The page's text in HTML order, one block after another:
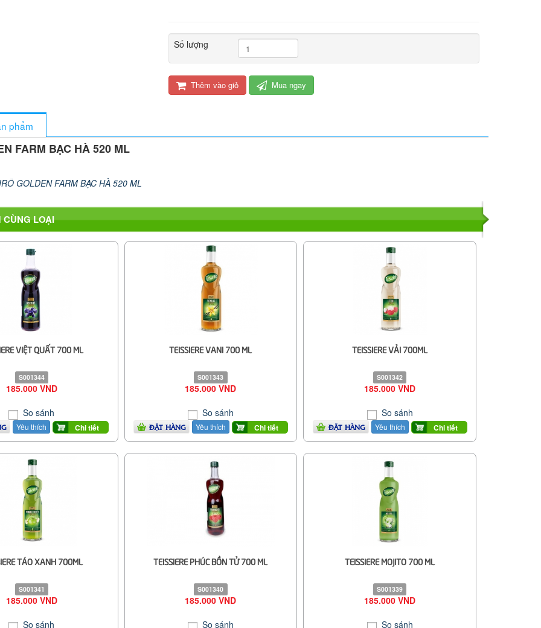
Số lượng
Thêm vào giỏ Mua ngay
phẩm
FARM BẠC HÀ 520 ML
GOLDEN FARM BẠC HÀ 520 ML
LOẠI
VIỆT QUẤT 700 ML
S001344
185.000 VND
So sánh
Yêu thích Chi tiết
TEISSIERE VANI 700 ML
S001343
185.000 VND
So sánh
ĐẶT HÀNG Yêu thích Chi tiết
TEISSIERE VẢI 700ML
S001342
185.000 VND
So sánh
ĐẶT HÀNG Yêu thích Chi tiết
TÁO XANH 700ML
S001341
185.000 VND
So sánh
TEISSIERE PHÚC BỒN TỬ 700 ML
S001340
185.000 VND
So sánh
TEISSIERE MOJITO 700 ML
S001339
185.000 VND
So sánh